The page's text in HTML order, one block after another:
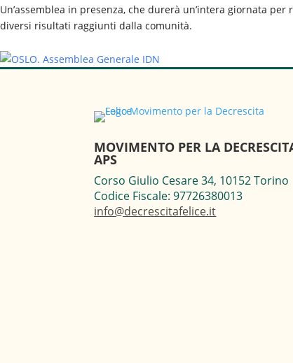
Un’assemblea in presenza, che durerà un’intera giornata
diversi risultati raggiunti dalla comunità.
MOVIMENTO PER LA
APS
Corso Giulio Cesare 34, 10152 Torino
Codice Fiscale: 97726380013
info@decrescitafelice.it